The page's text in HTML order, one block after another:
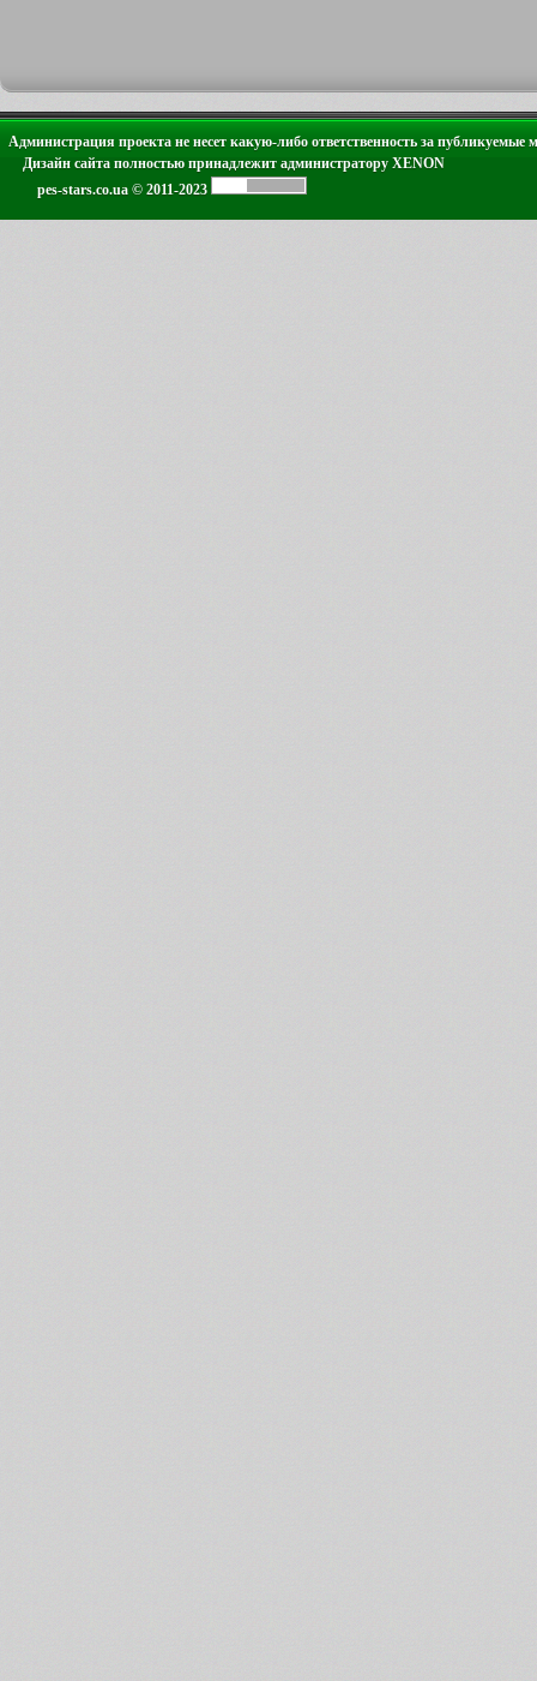
Администрация проекта не несет какую-либо ответственность за публикуемые
Дизайн сайта полностью принадлежит администратору XENON
pes-stars.co.ua © 2011-2023